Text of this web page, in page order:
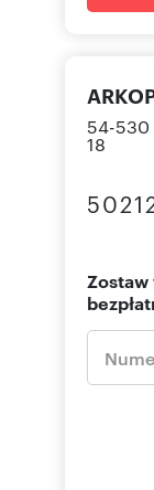
54-530
18